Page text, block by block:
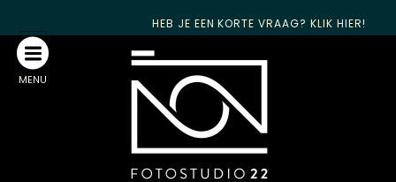
MENU
HEB JE EEN KORTE VRAAG? KLIK HIER!